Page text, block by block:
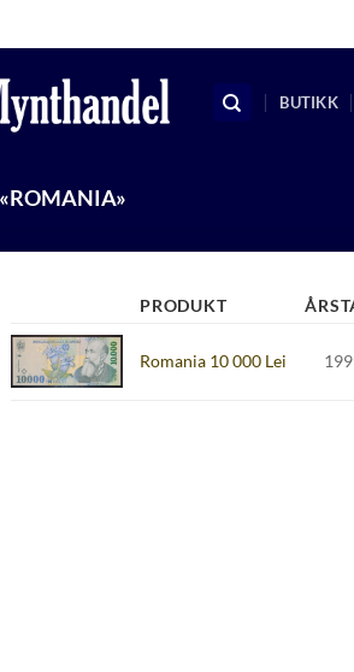
BUTIKK
PRODUKT
Romania 10 000 Lei